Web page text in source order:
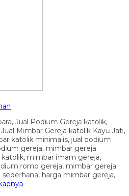
Jual Podium Gereja katolik,
Mimbar Gereja katolik Kayu Jati,
katolik minimalis, jual podium
gereja, mimbar gereja
mimbar imam gereja,
romo gereja, mimbar gereja
harga mimbar gereja,